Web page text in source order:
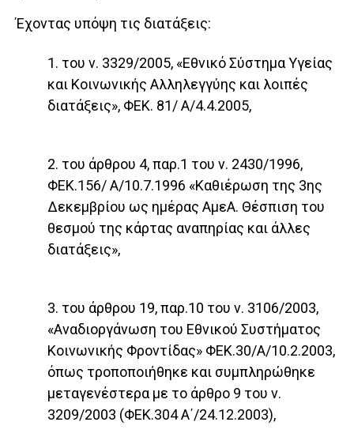
Έχοντας υπόψη τις διατάξεις:
1. του ν. 3329/2005, «Εθνικό Σύστημα Υγείας
και Κοι­νωνικής Αλληλεγγύης και λοιπές
διατάξεις», ΦΕΚ. 81/ Α/4.4.2005,
2. του άρθρου 4, παρ.1 του ν. 2430/1996,
ΦΕΚ.156/ Α/10.7.1996 «Καθιέρωση της 3ης
Δεκεμβρίου ως ημέρας ΑμεΑ. Θέσπιση του
θεσμού της κάρτας αναπηρίας και άλλες
διατάξεις»,
3. του άρθρου 19, παρ.10 του ν. 3106/2003,
«Αναδιοργά­νωση του Εθνικού Συστήματος
Κοινωνικής Φροντίδας» ΦΕΚ.30/Α/10.2.2003,
όπως τροποποιήθηκε και συμπλη­ρώθηκε
μεταγενέστερα με το άρθρο 9 του ν.
3209/2003 (ΦΕΚ.304 Α΄/24.12.2003),